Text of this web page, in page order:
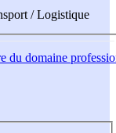
/ Logistique
du domaine